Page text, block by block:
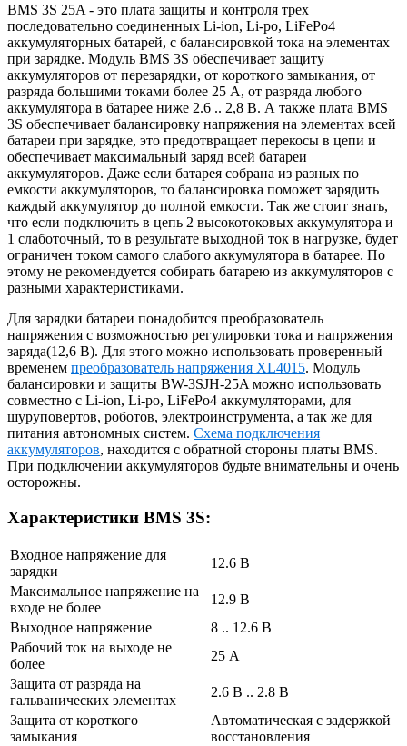
BMS 3S 25A - это плата защиты и контроля трех
последовательно соединенных Li-ion, Li-po, LiFePo4
аккумуляторных батарей, с балансировкой тока на элементах
при зарядке. Модуль BMS 3S обеспечивает защиту
аккумуляторов от перезарядки, от короткого замыкания, от
разряда большими токами более 25 А, от разряда любого
аккумулятора в батарее ниже 2.6 .. 2,8 В. А также плата BMS
3S обеспечивает балансировку напряжения на элементах всей
батареи при зарядке, это предотвращает перекосы в цепи и
обеспечивает максимальный заряд всей батареи
аккумуляторов. Даже если батарея собрана из разных по
емкости аккумуляторов, то балансировка поможет зарядить
каждый аккумулятор до полной емкости. Так же стоит знать,
что если подключить в цепь 2 высокотоковых аккумулятора и
1 слаботочный, то в результате выходной ток в нагрузке, будет
ограничен током самого слабого аккумулятора в батарее. По
этому не рекомендуется собирать батарею из аккумуляторов с
разными характеристиками.
Для зарядки батареи понадобится преобразователь
напряжения с возможностью регулировки тока и напряжения
заряда(12,6 В). Для этого можно использовать проверенный
временем преобразователь напряжения XL4015. Модуль
балансировки и защиты BW-3SJH-25A можно использовать
совместно с Li-ion, Li-po, LiFePo4 аккумуляторами, для
шуруповертов, роботов, электроинструмента, а так же для
питания автономных систем. Схема подключения
аккумуляторов, находится с обратной стороны платы BMS.
При подключении аккумуляторов будьте внимательны и очень
осторожны.
Характеристики BMS 3S:
Входное напряжение для
зарядки
12.6 В
Максимальное напряжение на
входе не более
12.9 В
Выходное напряжение
8 .. 12.6 В
Рабочий ток на выходе не
более
25 А
Защита от разряда на
гальванических элементах
2.6 В .. 2.8 В
Защита от короткого
замыкания
Автоматическая с задержкой
восстановления